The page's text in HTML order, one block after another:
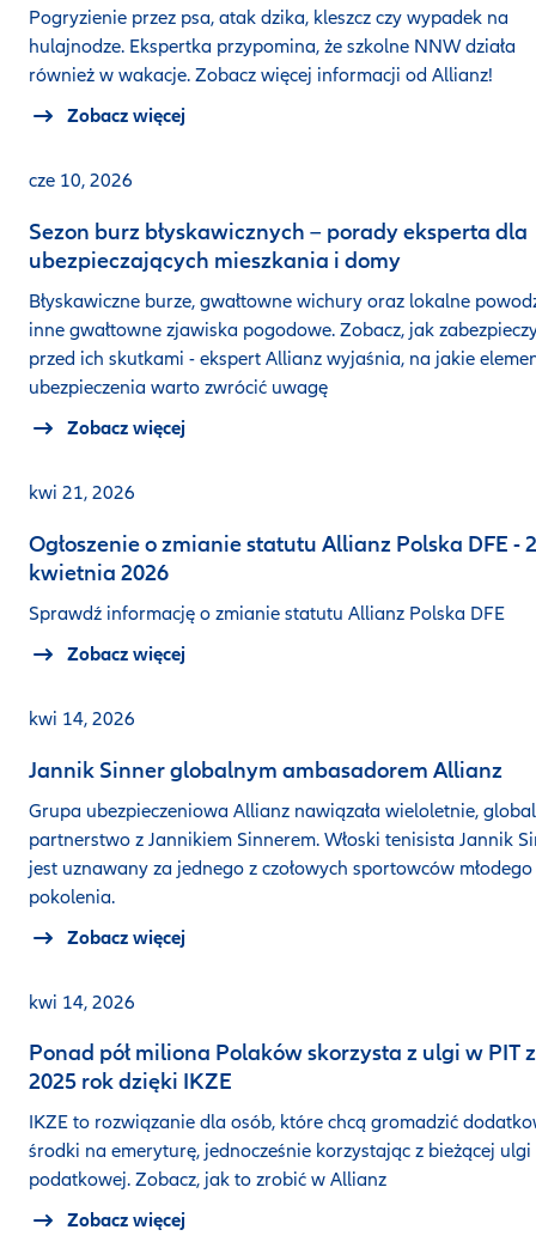
Pogryzienie przez psa, atak dzika, kleszcz czy wypadek na
hulajnodze. Ekspertka przypomina, że szkolne NNW działa
również w wakacje. Zobacz więcej informacji od Allianz!
Zobacz więcej
cze 10, 2026
Sezon burz błyskawicznych – porady eksperta dla
ubezpieczających mieszkania i domy
Błyskawiczne burze, gwałtowne wichury oraz lokalne
inne gwałtowne zjawiska pogodowe. Zobacz, jak
przed ich skutkami - ekspert Allianz wyjaśnia, na jakie
ubezpieczenia warto zwrócić uwagę
Zobacz więcej
kwi 21, 2026
Ogłoszenie o zmianie statutu Allianz Polska DFE -
kwietnia 2026
Sprawdź informację o zmianie statutu Allianz Polska DFE
Zobacz więcej
kwi 14, 2026
Jannik Sinner globalnym ambasadorem Allianz
Grupa ubezpieczeniowa Allianz nawiązała wieloletnie,
partnerstwo z Jannikiem Sinnerem. Włoski tenisista Jannik
jest uznawany za jednego z czołowych sportowców młodego
pokolenia.
Zobacz więcej
kwi 14, 2026
Ponad pół miliona Polaków skorzysta z ulgi w PIT
2025 rok dzięki IKZE
IKZE to rozwiązanie dla osób, które chcą gromadzić
środki na emeryturę, jednocześnie korzystając z bieżącej ulgi
podatkowej. Zobacz, jak to zrobić w Allianz
Zobacz więcej